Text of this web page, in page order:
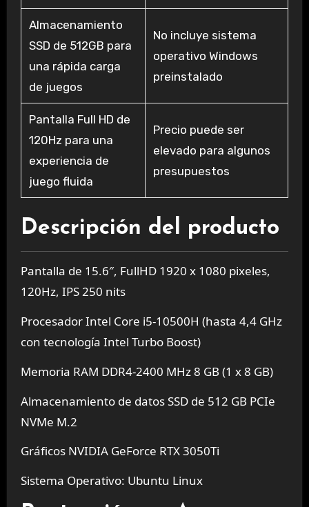
Almacenamiento
SSD de 512GB para
una rápida carga
de juegos
No incluye sistema
operativo Windows
preinstalado
Pantalla Full HD de
120Hz para una
experiencia de
juego fluida
Precio puede ser
elevado para algunos
presupuestos
Descripción del producto
Pantalla de 15.6″, FullHD 1920 x 1080 pixeles,
120Hz, IPS 250 nits
Procesador Intel Core i5-10500H (hasta 4,4 GHz
con tecnología Intel Turbo Boost)
Memoria RAM DDR4-2400 MHz 8 GB (1 x 8 GB)
Almacenamiento de datos SSD de 512 GB PCIe
NVMe M.2
Gráficos NVIDIA GeForce RTX 3050Ti
Sistema Operativo: Ubuntu Linux